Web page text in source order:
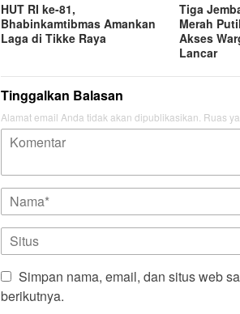
HUT RI ke-81,
Bhabinkamtibmas Amankan
Laga di Tikke Raya
Tiga
Merah
Akses
Lancar
Tinggalkan Balasan
Alamat email Anda tidak akan dipublikasikan. Ruas
Simpan nama, email, dan situs web
berikutnya.